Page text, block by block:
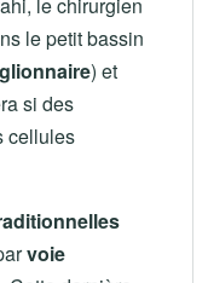
le petit bassin
) et
si des
cellules
voie